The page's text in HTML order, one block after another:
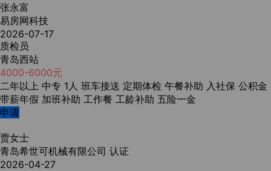
张永富
易房网科技
2026-07-17
质检员
青岛西站
4000-6000元
二年以上 中专 1人 班车接送 定期体检 午餐补助 入社保 公积金
带薪年假 加班补助 工作餐 工龄补助 五险一金
申请
贾女士
青岛希世可机械有限公司 认证
2026-04-27